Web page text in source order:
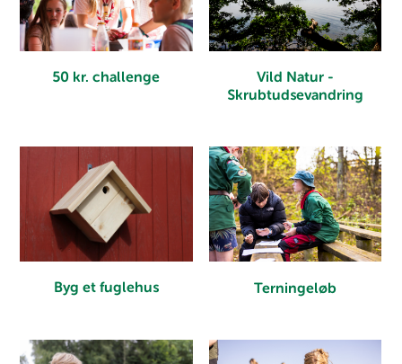
50 kr. challenge
Vild Natur -
Skrubtudsevandring
Byg et fuglehus Terningeløb